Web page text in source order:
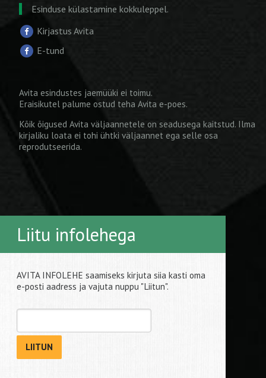
Esinduse külastamine kokkuleppel.
Kirjastus Avita
E-tund
Avita esindustes jaemüüki ei toimu.
Eraisikutel palume ostud teha Avita e-poes.
Kõik õigused Avita väljaannetele on seadusega kaitstud. Ilma
kirjaliku loata ei tohi ühtki väljaannet ega selle osa
reprodutseerida.
Liitu infolehega
AVITA INFOLEHE saamiseks kirjuta siia kasti oma
e-posti aadress ja vajuta nuppu "Liitun".
LIITUN